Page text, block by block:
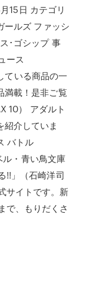
15日 カテゴリ
ールズ ファッシ
･ゴシップ 事
ース
ている商品の一
満載！是非ご覧
10） アダルト
紹介していま
バトル
・青い鳥文庫
!!」（石崎洋司
サイトです。新
で、もりだくさ